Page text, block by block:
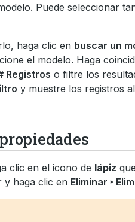
Puede seleccionar
haga clic en buscar un
el modelo. Haga
Registros o filtre los
y muestre los registros
clic en el icono de lápiz
y haga clic en Eliminar ‣